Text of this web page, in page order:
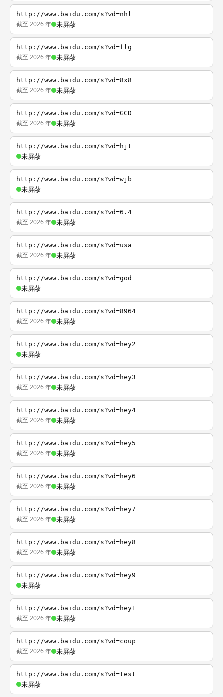
http://www.baidu.com/s?wd=nhl
截至 2026 年 未屏蔽
http://www.baidu.com/s?wd=flg
截至 2026 年 未屏蔽
http://www.baidu.com/s?wd=8x8
截至 2026 年 未屏蔽
http://www.baidu.com/s?wd=GCD
截至 2026 年 未屏蔽
http://www.baidu.com/s?wd=hjt
未屏蔽
http://www.baidu.com/s?wd=wjb
未屏蔽
http://www.baidu.com/s?wd=6.4
截至 2026 年 未屏蔽
http://www.baidu.com/s?wd=usa
截至 2026 年 未屏蔽
http://www.baidu.com/s?wd=god
未屏蔽
http://www.baidu.com/s?wd=8964
截至 2026 年 未屏蔽
http://www.baidu.com/s?wd=hey2
未屏蔽
http://www.baidu.com/s?wd=hey3
截至 2026 年 未屏蔽
http://www.baidu.com/s?wd=hey4
截至 2026 年 未屏蔽
http://www.baidu.com/s?wd=hey5
截至 2026 年 未屏蔽
http://www.baidu.com/s?wd=hey6
截至 2026 年 未屏蔽
http://www.baidu.com/s?wd=hey7
截至 2026 年 未屏蔽
http://www.baidu.com/s?wd=hey8
截至 2026 年 未屏蔽
http://www.baidu.com/s?wd=hey9
未屏蔽
http://www.baidu.com/s?wd=hey1
截至 2026 年 未屏蔽
http://www.baidu.com/s?wd=coup
截至 2026 年 未屏蔽
http://www.baidu.com/s?wd=test
未屏蔽